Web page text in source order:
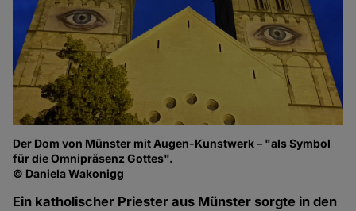
Der Dom von Münster mit Augen-Kunstwerk – "als Symbol
für die Omnipräsenz Gottes".
© Daniela Wakonigg
Ein katholischer Priester aus Münster sorgte in den